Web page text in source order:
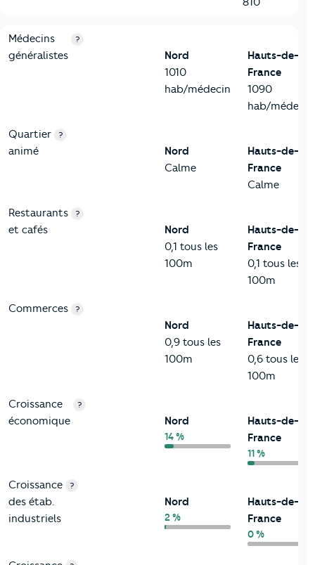
5-Commerces
Critères Nord
Médecins
généralistes
?
Nord
1010
hab/médecin
Hauts-de-
France
1090
hab/médecin
Quartier
animé
?
Nord
Calme
Hauts-de-
France
Calme
Restaurants
et cafés
?
Nord
0,1 tous les
100m
Hauts-de-
France
0,1 tous les
100m
Commerces ?
Nord
0,9 tous les
100m
Hauts-de-
France
0,6 tous les
100m
Croissance
économique
?
Nord
14 %
Hauts-de-
France
11 %
Croissance
des étab.
industriels
?
Nord
2 %
Hauts-de-
France
0 %